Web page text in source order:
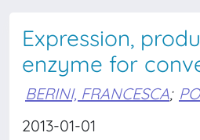
Expression,
enzyme for
BERINI, FRANCESCA;
2013-01-01